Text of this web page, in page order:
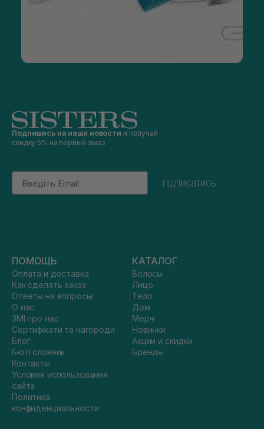
Подпишись на наши новости и получай
скидку 5% на первый заказ
Email
підписатись
ПОМОЩЬ
Оплата и доставка
Как сделать заказ
Ответы на вопросы
О нас
ЗМІ про нас
Сертифікати та нагороди
Блог
Бюті словник
Контакты
Условия использования
сайта
Политика
конфиденциальности
КАТАЛОГ
Волосы
Лицо
Тело
Дом
Мерч
Новинки
Акции и скидки
Бренды